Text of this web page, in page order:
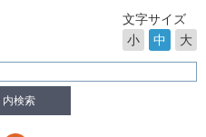
内検索
文字サイズ
小
中 大